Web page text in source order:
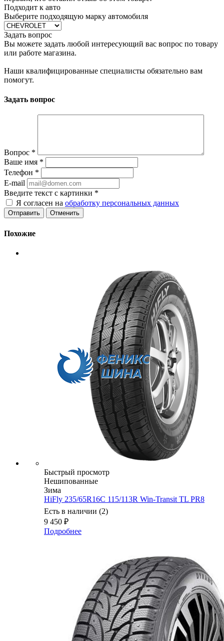
Подходит к авто
Выберите подходящую марку автомобиля
Задать вопрос
Вы можете задать любой интересующий вас вопрос по товару
или работе магазина.
Наши квалифицированные специалисты обязательно вам
помогут.
Задать вопрос
Вопрос *
Ваше имя *
Телефон *
E-mail
Введите текст с картинки *
Я согласен на обработку персональных данных
Отменить
Похожие
Быстрый просмотр
Нешипованные
Зима
HiFly 235/65R16C 115/113R Win-Transit TL PR8
Есть в наличии (2)
9 450 ₽
Подробнее